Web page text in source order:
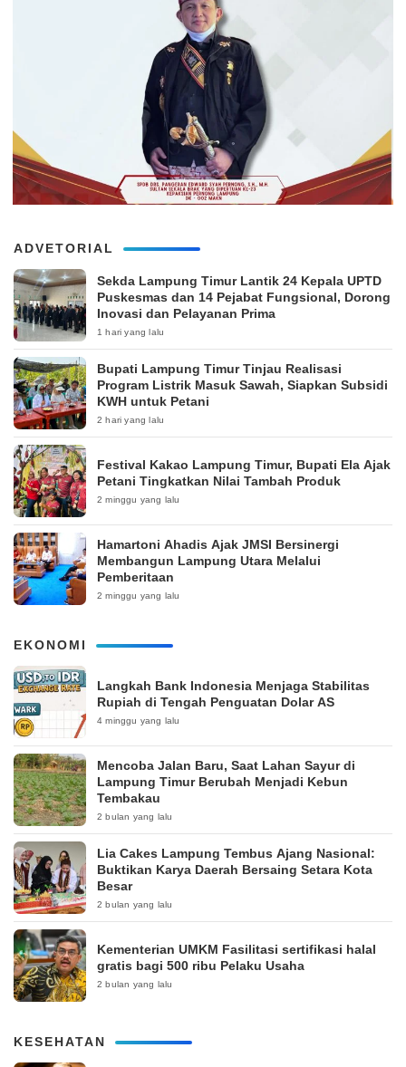
ADVETORIAL
‎Sekda Lampung Timur Lantik 24 Kepala UPTD
Puskesmas dan 14 Pejabat Fungsional, Dorong
Inovasi dan Pelayanan Prima
1 hari yang lalu
Bupati Lampung Timur Tinjau Realisasi
Program Listrik Masuk Sawah, Siapkan Subsidi
KWH untuk Petani
2 hari yang lalu
‎Festival Kakao Lampung Timur, Bupati Ela Ajak
Petani Tingkatkan Nilai Tambah Produk
2 minggu yang lalu
Hamartoni Ahadis Ajak JMSI Bersinergi
Membangun Lampung Utara Melalui
Pemberitaan
2 minggu yang lalu
EKONOMI
Langkah Bank Indonesia Menjaga Stabilitas
Rupiah di Tengah Penguatan Dolar AS
4 minggu yang lalu
Mencoba Jalan Baru, Saat Lahan Sayur di
Lampung Timur Berubah Menjadi Kebun
Tembakau
2 bulan yang lalu
Lia Cakes Lampung Tembus Ajang Nasional:
Buktikan Karya Daerah Bersaing Setara Kota
Besar
2 bulan yang lalu
Kementerian UMKM Fasilitasi sertifikasi halal
gratis bagi 500 ribu Pelaku Usaha
2 bulan yang lalu
KESEHATAN